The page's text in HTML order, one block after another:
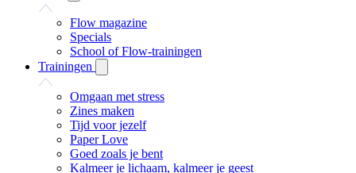
Flow magazine
Specials
School of Flow-trainingen
Trainingen
Omgaan met stress
Zines maken
Tijd voor jezelf
Paper Love
Goed zoals je bent
Kalmeer je lichaam, kalmeer je geest